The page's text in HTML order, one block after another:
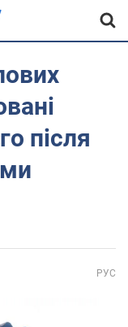
після
РУС